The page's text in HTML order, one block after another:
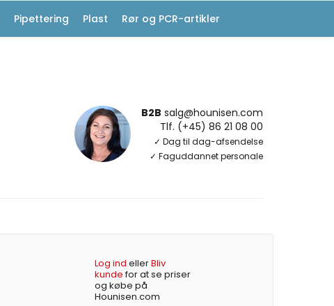
Pipettering Plast Rør og PCR-artikler
B2B salg@hounisen.com
Tlf. (+45) 86 21 08 00
✓ Dag til dag-afsendelse
✓ Faguddannet personale
Log ind ellerBliv
kundefor at se priser
og købe på
Hounisen.com